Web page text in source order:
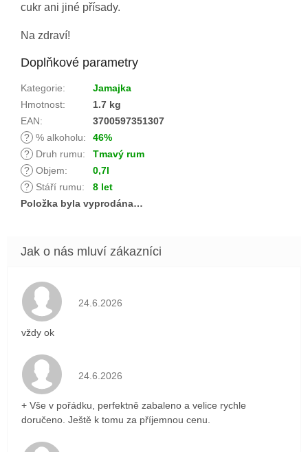
cukr ani jiné přísady.
Na zdraví!
Doplňkové parametry
Kategorie:
Jamajka
Hmotnost:
1.7 kg
EAN:
3700597351307
? % alkoholu:
46%
?
Druh rumu:
Tmavý rum
? Objem:
0,7l
?
Stáří rumu:
8 let
Položka byla vyprodána…
Hodnocení obchodu je 5 z 5 hvězdiček.
24.6.2026
vždy ok
Hodnocení obchodu je 5 z 5 hvězdiček.
24.6.2026
+ Vše v pořádku, perfektně zabaleno a velice rychle
doručeno. Ještě k tomu za příjemnou cenu.